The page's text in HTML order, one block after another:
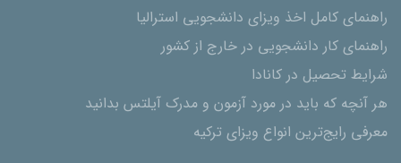
راهنمای کامل اخذ ویزای دانشجویی استرالیا
راهنمای کار دانشجویی در خارج از کشور
شرایط تحصیل در کانادا
هر آنچه که باید در مورد آزمون و مدرک آیلتس بدانید
معرفی رایج‌ترین انواع ویزای ترکیه